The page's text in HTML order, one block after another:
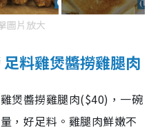
圖片放大
料雞煲醬撈雞腿肉
煲醬撈雞腿肉($40)，一碗
，好足料。雞腿肉鮮嫩不